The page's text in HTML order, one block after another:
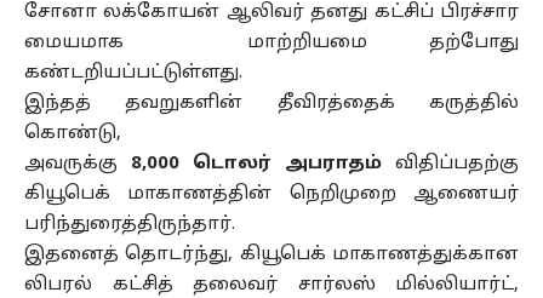
சோனாலக்கோயன் ஆலிவர் தனது கட்சிப் பிரச்சார
மையமாக மாற்றியமை தற்போது
கண்டறியப்பட்டுள்ளது.
இந்தத்தவறுகளின் தீவிரத்தைக் கருத்தில்
கொண்டு,
அவருக்கு 8,000 டொலர் அபராதம் விதிப்பதற்கு
கியூபெக் மாகாணத்தின் நெறிமுறை ஆணையர்
பரிந்துரைத்திருந்தார்.
இதனைத் தொடர்ந்து, கியூபெக் மாகாணத்துக்கான
லிபரல் கட்சித் தலைவர் சார்லஸ் மில்லியார்ட்,